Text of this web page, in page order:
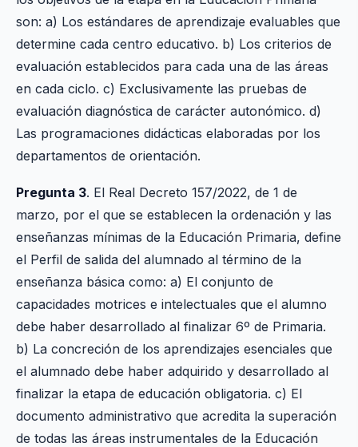
son: a) Los estándares de aprendizaje evaluables que
determine cada centro educativo. b) Los criterios de
evaluación establecidos para cada una de las áreas
en cada ciclo. c) Exclusivamente las pruebas de
evaluación diagnóstica de carácter autonómico. d)
Las programaciones didácticas elaboradas por los
departamentos de orientación.
Pregunta 3. El Real Decreto 157/2022, de 1 de
marzo, por el que se establecen la ordenación y las
enseñanzas mínimas de la Educación Primaria, define
el Perfil de salida del alumnado al término de la
enseñanza básica como: a) El conjunto de
capacidades motrices e intelectuales que el alumno
debe haber desarrollado al finalizar 6º de Primaria.
b) La concreción de los aprendizajes esenciales que
el alumnado debe haber adquirido y desarrollado al
finalizar la etapa de educación obligatoria. c) El
documento administrativo que acredita la superación
de todas las áreas instrumentales de la Educación